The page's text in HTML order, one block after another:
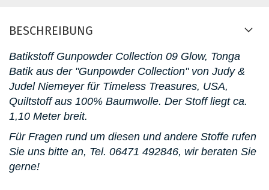
BESCHREIBUNG
Batikstoff Gunpowder Collection 09 Glow, Tonga
Batik aus der "Gunpowder Collection" von Judy &
Judel Niemeyer für Timeless Treasures, USA,
Quiltstoff aus 100% Baumwolle. Der Stoff liegt ca.
1,10 Meter breit.
Für Fragen rund um diesen und andere Stoffe rufen
Sie uns bitte an, Tel. 06471 492846, wir beraten Sie
gerne!